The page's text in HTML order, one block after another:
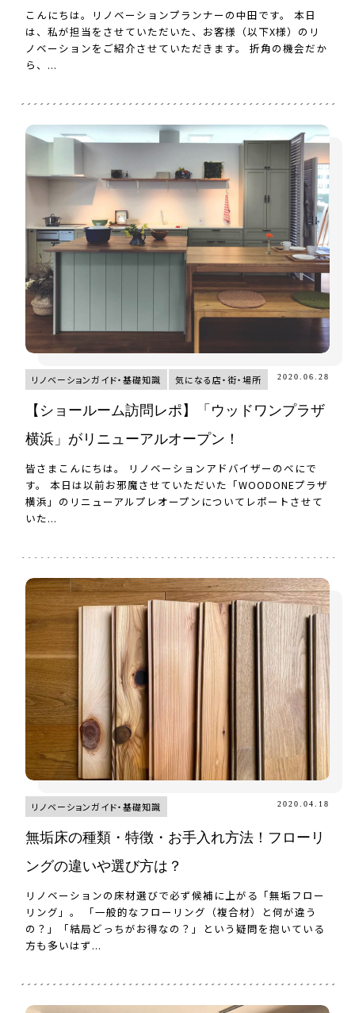
こんにちは。リノベーションプランナーの中田です。 本日
は、私が担当をさせていただいた、お客様（以下X様）のリ
ノベーションをご紹介させていただきます。 折角の機会だか
ら、...
リノベーションガイド・基礎知識 気になる店・街・場所 2020.06.28
【ショールーム訪問レポ】「ウッドワンプラザ
横浜」がリニューアルオープン！
皆さまこんにちは。 リノベーションアドバイザーのべにで
す。 本日は以前お邪魔させていただいた「WOODONEプラザ
横浜」のリニューアルプレオープンについてレポートさせて
いた...
リノベーションガイド・基礎知識 2020.04.18
無垢床の種類・特徴・お手入れ方法！フローリ
ングの違いや選び方は？
リノベーションの床材選びで必ず候補に上がる「無垢フロー
リング」。 「一般的なフローリング（複合材）と何が違う
の？」「結局どっちがお得なの？」という疑問を抱いている
方も多いはず...